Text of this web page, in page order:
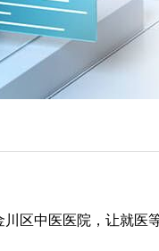
区中医医院，让就医